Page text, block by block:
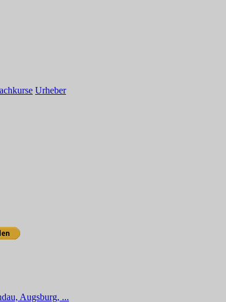
Urheber
Augsburg, ...